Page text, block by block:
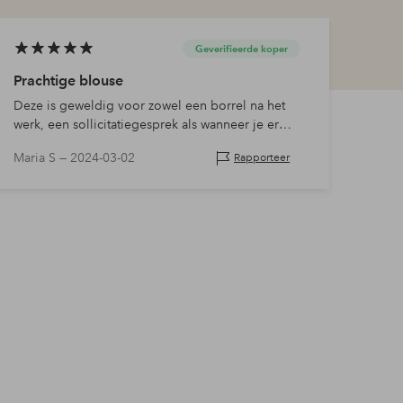
Geverifieerde koper
Prachtige blouse
Deze is geweldig voor zowel een borrel na het
werk, een sollicitatiegesprek als wanneer je er
iets dikker is. Aanbevolen!
Maria S —2024-03-02 Rapporteer